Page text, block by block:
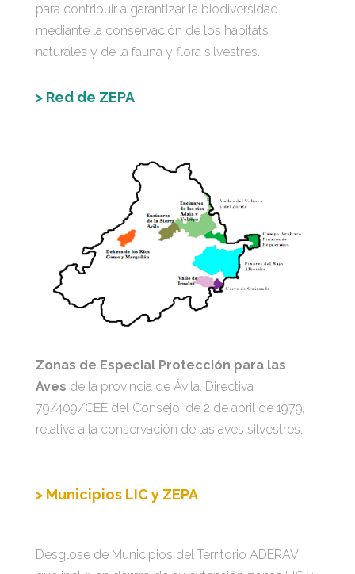
para contribuir a garantizar la biodiversidad
mediante la conservación de los hábitats
naturales y de la fauna y flora silvestres.
> Red de ZEPA
Zonas de Especial Protección para las
Aves de la provincia de Ávila. Directiva
79/409/CEE del Consejo, de 2 de abril de 1979,
relativa a la conservación de las aves silvestres.
> Municipios LIC y ZEPA
Desglose de Municipios del Territorio ADERAVI